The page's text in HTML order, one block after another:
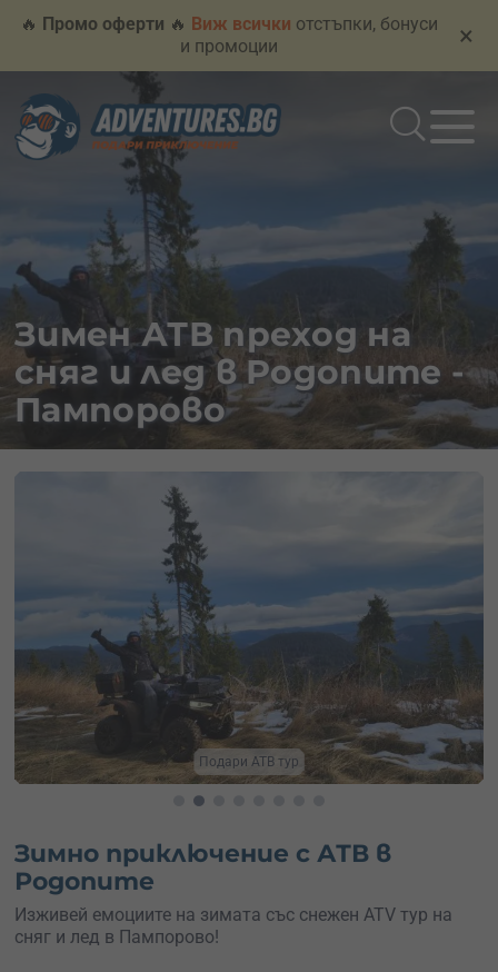
🔥 Промо оферти 🔥 Виж всички отстъпки, бонуси
и промоции
×
Зимен АТВ преход на
сняг и лед в Родопите -
Пампорово
АТВ тур Сподели
Зимно приключение с АТВ в
Родопите
Изживей емоциите на зимата със снежен ATV тур на
сняг и лед в Пампорово!